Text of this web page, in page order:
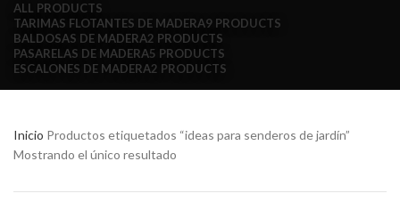
ALL PRODUCTS
TARIMAS FLOTANTES DE MADERA9 PRODUCTS
BALDOSAS DE MADERA2 PRODUCTS
PASARELAS DE MADERA5 PRODUCTS
ESCALONES DE MADERA2 PRODUCTS
Inicio Productos etiquetados “ideas para senderos de jardín”
Mostrando el único resultado